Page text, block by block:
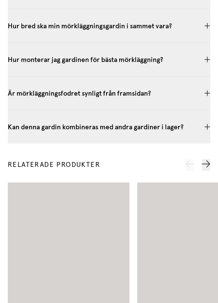
Hur bred ska min mörkläggningsgardin i sammet vara?
Hur monterar jag gardinen för bästa mörkläggning?
Är mörkläggningsfodret synligt från framsidan?
Kan denna gardin kombineras med andra gardiner i lager?
RELATERADE PRODUKTER